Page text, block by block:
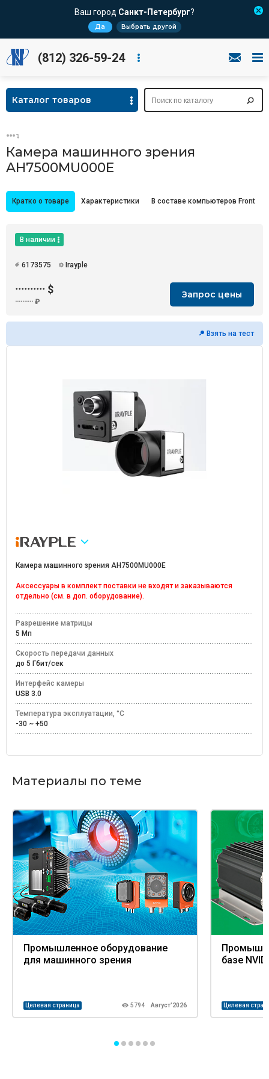
Ваш город Санкт-Петербург?
Да Выбрать другой
(812) 326-59-24
Каталог товаров
Камера машинного зрения
AH7500MU000E
Кратко о товаре Характеристики В составе компьютеров Front
В наличии
6173575 Irayple
·········· $
·········· ₽
Запрос цены
Взять на тест
Камера машинного зрения AH7500MU000E
Аксессуары в комплект поставки не входят и заказываются
отдельно (см. в доп. оборудование).
Разрешение матрицы
5 Мп
Скорость передачи данных
до 5 Гбит/сек
Интерфейс камеры
USB 3.0
Температура эксплуатации, °C
-30 ~ +50
Материалы по теме
Промышленное оборудование
для машинного зрения
Целевая страница 5794 Август’2026
базе
Целевая